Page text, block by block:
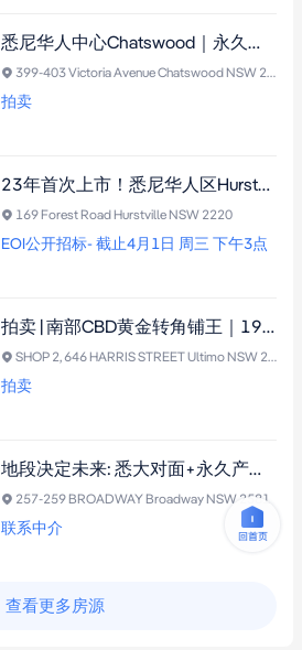
悉尼华人中心Chatswood｜永久产权“星城酒家”物业重磅拍卖
399-403 Victoria Avenue Chatswood NSW 2067
拍卖
23年首次上市！悉尼华人区Hurstville核心旺铺，空置交付，双重收益，自用投资皆宜！
169 Forest Road Hurstville NSW 2220
EOI公开招标- 截止4月1日 周三 下午3点
拍卖 | 南部CBD黄金转角铺王｜19米双面临街｜超高车流曝光
SHOP 2, 646 HARRIS STREET Ultimo NSW 2007
拍卖
地段决定未来: 悉大对面+永久产权+双重出入+投资自用皆宜
257-259 BROADWAY Broadway NSW 2581
联系中介
查看更多房源